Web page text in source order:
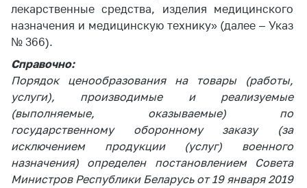
лекарственные средства, изделия медицинского
назначения и медицинскую технику» (далее – Указ
№ 366).
Справочно:
Порядок ценообразования на товары (работы,
услуги), производимые и реализуемые
(выполняемые, оказываемые) по
государственному оборонному заказу (за
исключением продукции (услуг) военного
назначения) определен постановлением Совета
Министров Республики Беларусь от 19 января 2019